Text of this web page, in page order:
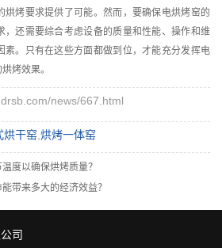
烘烤要求提供了可能。然而，要确保电烘烤窑的
，还需要综合考虑设备的质量和性能、操作和维
素。只有在这些方面都做到位，才能充分发挥电
烤效果。
news/667.html
烘干窑 烘烤一体窑
度以确保烘烤质量？
带来多大的经济效益？
司